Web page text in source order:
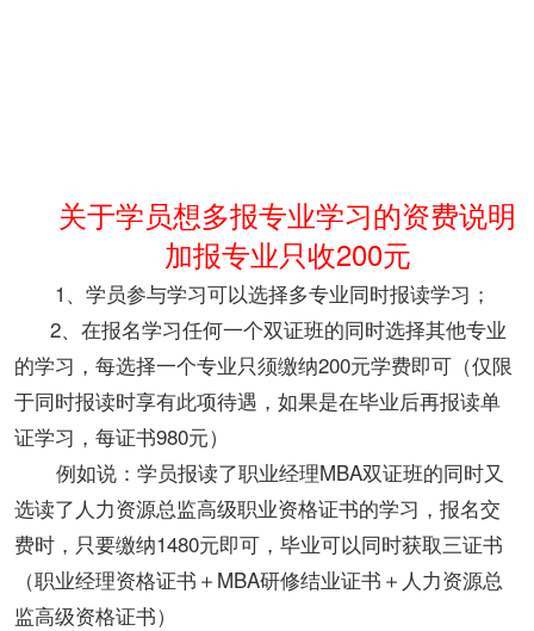
关于学员想多报专业学习的资费说明
加报专业只收200元
1、学员参与学习可以选择多专业同时报读学习；
2、在报名学习任何一个双证班的同时选择其他专业
的学习，每选择一个专业只须缴纳200元学费即可（仅限
于同时报读时享有此项待遇，如果是在毕业后再报读单
证学习，每证书980元）
例如说：学员报读了职业经理MBA双证班的同时又
选读了人力资源总监高级职业资格证书的学习，报名交
费时，只要缴纳1480元即可，毕业可以同时获取三证书
（职业经理资格证书＋MBA研修结业证书＋人力资源总
监高级资格证书）